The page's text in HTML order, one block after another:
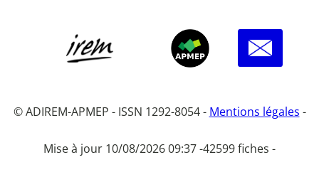
© ADIREM-APMEP - ISSN 1292-8054 - Mentions légales -
Mise à jour 10/08/2026 09:37 -42599 fiches -